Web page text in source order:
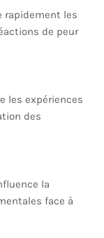
rapidement les
de peur
les expériences
des
la
face à